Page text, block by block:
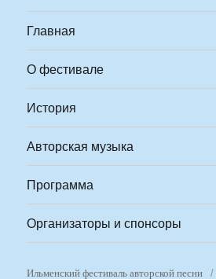
Главная
О фестивале
История
Авторская музыка
Программа
Организаторы и спонсоры
Ильменский фестиваль авторской песни